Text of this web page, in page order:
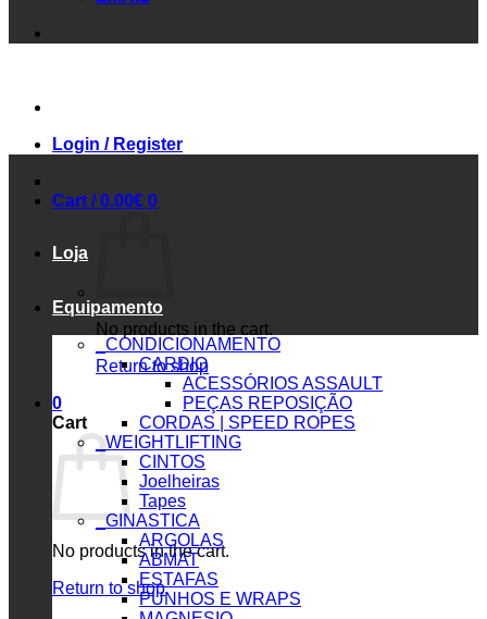
Login / Register
Cart /0.00€ 0
No products in the cart.
Return to shop
0
Cart
No products in the cart.
Return to shop
Loja
Equipamento
_CONDICIONAMENTO
CARDIO
ACESSÓRIOS ASSAULT
PEÇAS REPOSIÇÃO
CORDAS | SPEED ROPES
_WEIGHTLIFTING
CINTOS
Joelheiras
Tapes
_GINASTICA
ARGOLAS
ABMAT
ESTAFAS
PUNHOS E WRAPS